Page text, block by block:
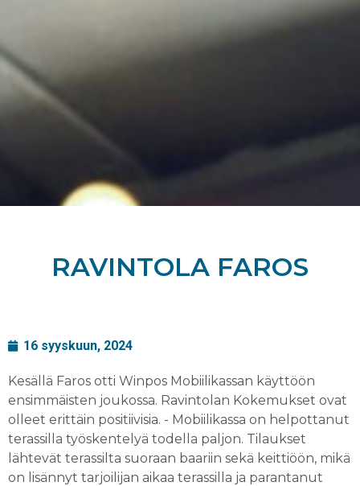
RAVINTOLA FAROS
16 syyskuun, 2024
Kesällä Faros otti Winpos Mobiilikassan käyttöön
ensimmäisten joukossa. Ravintolan Kokemukset ovat
olleet erittäin positiivisia. - Mobiilikassa on helpottanut
terassilla työskentelyä todella paljon. Tilaukset
lähtevät terassilta suoraan baariin sekä keittiöön, mikä
on lisännyt tarjoilijan aikaa terassilla ja parantanut